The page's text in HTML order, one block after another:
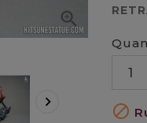

 